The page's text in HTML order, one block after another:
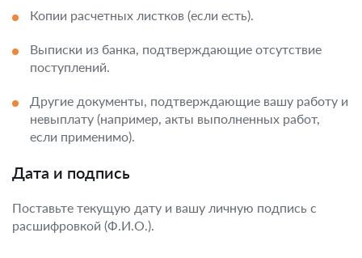
Копии расчетных листков (если есть).
Выписки из банка, подтверждающие отсутствие
поступлений.
Другие документы, подтверждающие вашу работу и
невыплату (например, акты выполненных работ,
если применимо).
Дата и подпись
Поставьте текущую дату и вашу личную подпись с
расшифровкой (Ф.И.О.).